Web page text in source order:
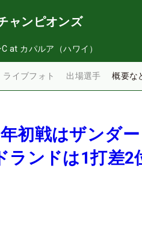
ャンピオンズ
at カパルア（ハワイ）
ライブフォト 出場選手 概要な
初戦はザンダー
ランドは1打差2